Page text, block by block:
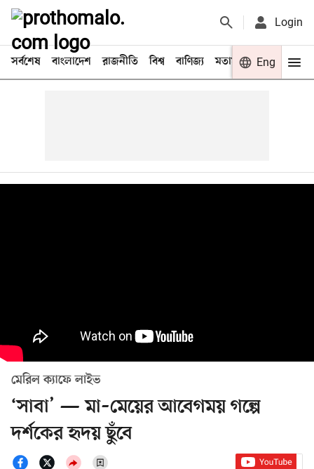
Login
সর্বশেষ বাংলাদেশ রাজনীতি বিশ্ব বাণিজ্য মতামত খেলা
Eng
মেরিল ক্যাফে লাইভ
‘সাবা’ — মা–মেয়ের আবেগময় গল্পে
দর্শকের হৃদয় ছুঁবে